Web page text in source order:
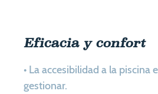
Eficacia y confort
• La accesibilidad a la piscina
gestionar.